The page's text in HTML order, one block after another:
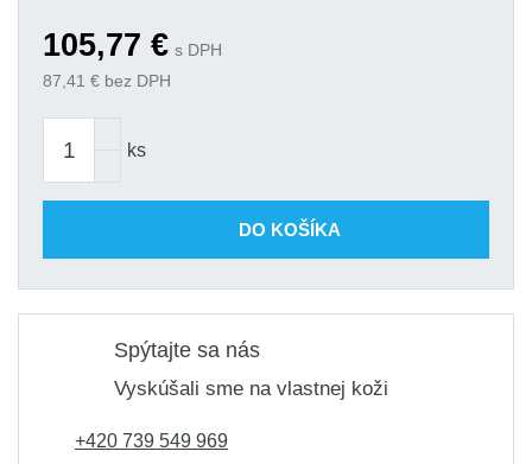
105,77 € s DPH
87,41 € bez DPH
ks
DO KOŠÍKA
Spýtajte sa nás
Vyskúšali sme na vlastnej koži
+420 739 549 969